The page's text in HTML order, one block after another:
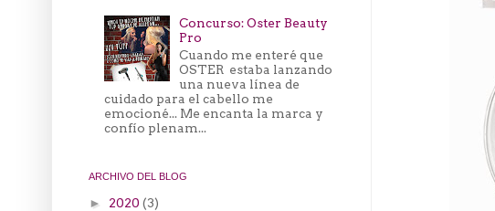
Concurso: Oster Beauty
Pro
Cuando me enteré que
OSTER estaba lanzando
una nueva línea de
cuidado para el cabello me
emocioné... Me encanta la marca y
confío plenam...
ARCHIVO DEL BLOG
► 2020 (3)